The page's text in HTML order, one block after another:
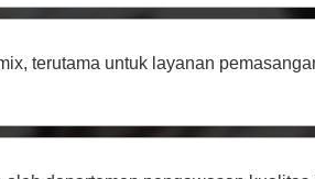
terutama untuk layanan